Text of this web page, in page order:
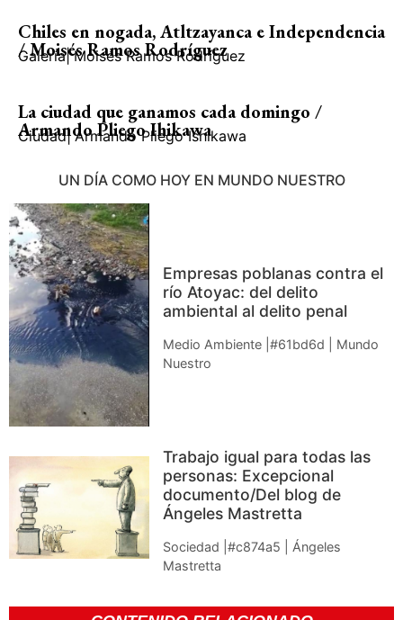
Chiles en nogada, Atltzayanca e Independencia
/ Moisés Ramos Rodríguez
Galería| Moisés Ramos Rodríguez
La ciudad que ganamos cada domingo /
Armando Pliego Ihikawa
Ciudad| Armando Pliego Ishikawa
UN DÍA COMO HOY EN MUNDO NUESTRO
Empresas poblanas contra el
río Atoyac: del delito
ambiental al delito penal
Medio Ambiente |#61bd6d | Mundo
Nuestro
Trabajo igual para todas las
personas: Excepcional
documento/Del blog de
Ángeles Mastretta
Sociedad |#c874a5 | Ángeles
Mastretta